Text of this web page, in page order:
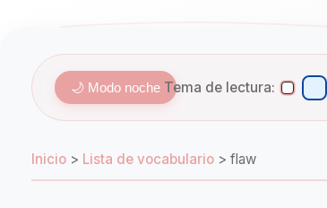
🌙 Modo noche Tema de lectura:
Inicio > Lista de vocabulario > flaw